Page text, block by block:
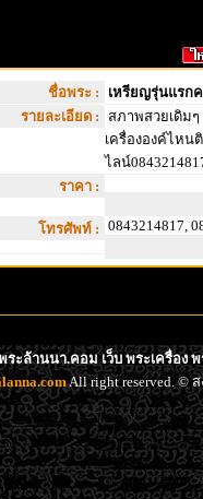
ชื่อพระ :
เหรียญรุ่นแรก
รายละเอียด : สภาพสวยเดิม
เครื่ององค์ไหน
ไลน์
ราคา :
โทรศัพท์ : 0843214817,
ะล้านนา.คอม เว็บ พระเครื่อง
All right reserved. ©